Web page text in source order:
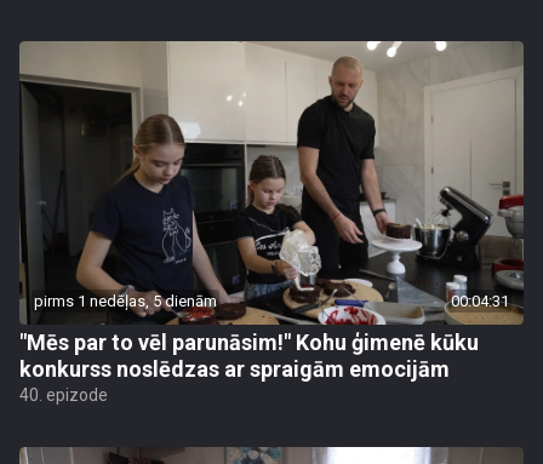
pirms 1 nedēļas, 5 dienām 00:04:31
"Mēs par to vēl parunāsim!" Kohu ģimenē kūku
konkurss noslēdzas ar spraigām emocijām
40. epizode